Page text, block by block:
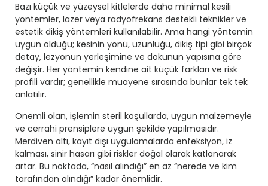
Bazı küçük ve yüzeysel kitlelerde daha minimal kesili
yöntemler, lazer veya radyofrekans destekli teknikler ve
estetik dikiş yöntemleri kullanılabilir. Ama hangi yöntemin
uygun olduğu; kesinin yönü, uzunluğu, dikiş tipi gibi birçok
detay, lezyonun yerleşimine ve dokunun yapısına göre
değişir. Her yöntemin kendine ait küçük farkları ve risk
profili vardır; genellikle muayene sırasında bunlar tek tek
anlatılır.
Önemli olan, işlemin steril koşullarda, uygun malzemeyle
ve cerrahi prensiplere uygun şekilde yapılmasıdır.
Merdiven altı, kayıt dışı uygulamalarda enfeksiyon, iz
kalması, sinir hasarı gibi riskler doğal olarak katlanarak
artar. Bu noktada, “nasıl alındığı” en az “nerede ve kim
tarafından alındığı” kadar önemlidir.